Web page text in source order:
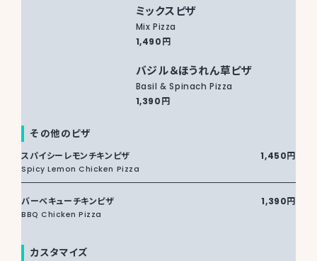
ミックスピザ
Mix Pizza
1,490円
バジル＆ほうれん草ピザ
Basil & Spinach Pizza
1,390円
その他のピザ
スパイシーレモンチキンピザ
Spicy Lemon Chicken Pizza
1,450円
バーベキューチキンピザ
BBQ Chicken Pizza
1,390円
カスタマイズ